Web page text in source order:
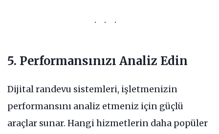
5. Performansınızı Analiz Edin
Dijital randevu sistemleri, işletmenizin
performansını analiz etmeniz için güçlü
araçlar sunar. Hangi hizmetlerin daha popüler